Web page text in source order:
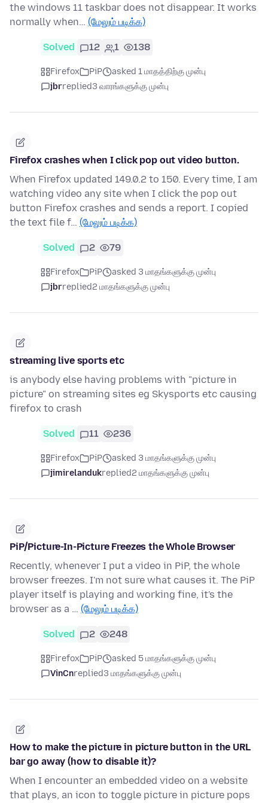
the windows 11 taskbar does not disappear. It works
normally when… (மேலும் படிக்க)
Solved 12 1 138
Firefox PiP
asked 1 மாதத்திற்கு முன்பு
jbrreplied3 வாரங்களுக்கு முன்பு
Firefox crashes when I click pop out video button.
When Firefox updated 149.0.2 to 150. Every time, I am
watching video any site when I click the pop out
button Firefox crashes and sends a report. I copied
the text file f… (மேலும் படிக்க)
Solved 2 79
Firefox PiP
asked 3 மாதங்களுக்கு முன்பு
jbrreplied2 மாதங்களுக்கு முன்பு
streaming live sports etc
is anybody else having problems with "picture in
picture" on streaming sites eg Skysports etc causing
firefox to crash
Solved 11 236
Firefox PiP
asked 3 மாதங்களுக்கு முன்பு
jimirelandukreplied2 மாதங்களுக்கு முன்பு
PiP/Picture-In-Picture Freezes the Whole Browser
Recently, whenever I put a video in PiP, the whole
browser freezes. I'm not sure what causes it. The PiP
player itself is playing and working fine, it's the
browser as a … (மேலும் படிக்க)
Solved 2 248
Firefox PiP
asked 5 மாதங்களுக்கு முன்பு
VinCnreplied3 மாதங்களுக்கு முன்பு
How to make the picture in picture button in the URL
bar go away (how to disable it)?
When I encounter an embedded video on a website
that plays, an icon to toggle picture in picture pops